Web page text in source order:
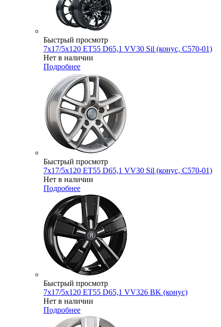
Быстрый просмотр
7x17/5x120 ET55 D65,1 VV30 Sil (конус, C570-01)
Нет в наличии
Подробнее
Быстрый просмотр
7x17/5x120 ET55 D65,1 VV30 Sil (конус, C570-01)
Нет в наличии
Подробнее
Быстрый просмотр
7x17/5x120 ET55 D65,1 VV326 BK (конус)
Нет в наличии
Подробнее